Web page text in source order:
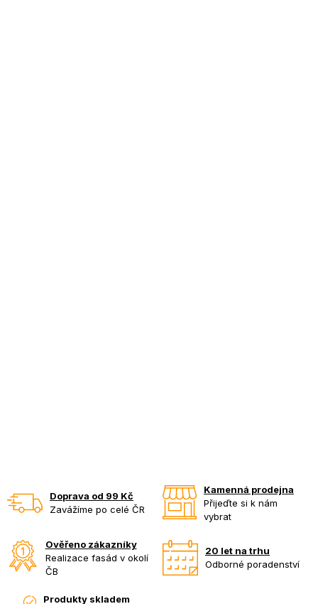
Doprava od 99 Kč
Zavážíme po celé ČR
Kamenná prodejna
Přijeďte si k nám
vybrat
Ověřeno zákazníky
Realizace fasád v okolí
ČB
20 let na trhu
Odborné poradenství
Produkty skladem